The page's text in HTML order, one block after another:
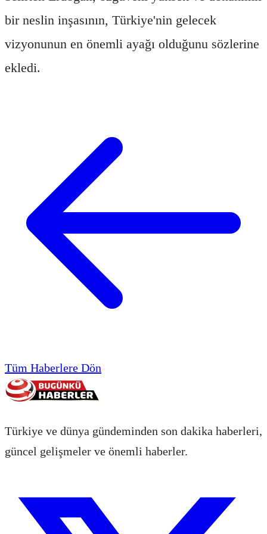
bir neslin inşasının, Türkiye'nin gelecek
vizyonunun en önemli ayağı olduğunu sözlerine
ekledi.
Tüm Haberlere Dön
Türkiye ve dünya gündeminden son dakika haberleri,
güncel gelişmeler ve önemli haberler.